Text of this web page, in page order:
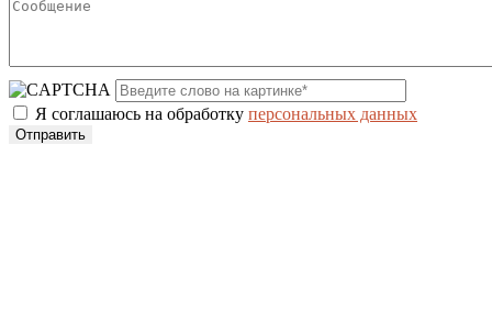
Я соглашаюсь на обработку персональных данных